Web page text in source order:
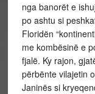
nga banorët e
po ashtu si
Floridën
me kombësinë e
fjalë. Ky rajon,
përbënte vilajetin
Janinës si